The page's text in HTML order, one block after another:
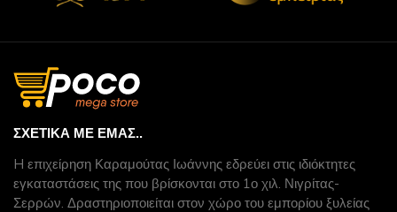
ΣΧΕΤΙΚΆ ΜΕ ΕΜΆΣ..
H επιχείρηση Καραμούτας Ιωάννης εδρεύει στις ιδιόκτητες
εγκαταστάσεις της που βρίσκονται στο 1ο χιλ. Νιγρίτας-
Σερρών. Δραστηριοποιείται στον χώρο του εμπορίου ξυλείας